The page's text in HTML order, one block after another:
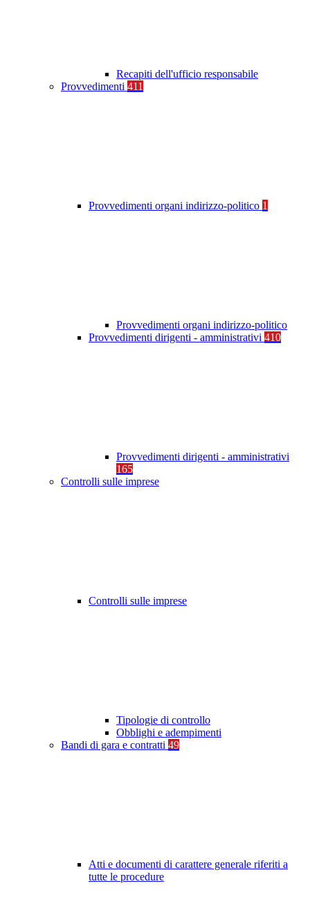
Recapiti dell'ufficio responsabile
Provvedimenti 411
Provvedimenti organi indirizzo-politico 1
Provvedimenti organi indirizzo-politico
Provvedimenti dirigenti - amministrativi 410
Provvedimenti dirigenti - amministrativi
165
Controlli sulle imprese
Controlli sulle imprese
Tipologie di controllo
Obblighi e adempimenti
Bandi di gara e contratti 49
Atti e documenti di carattere generale riferiti a
tutte le procedure